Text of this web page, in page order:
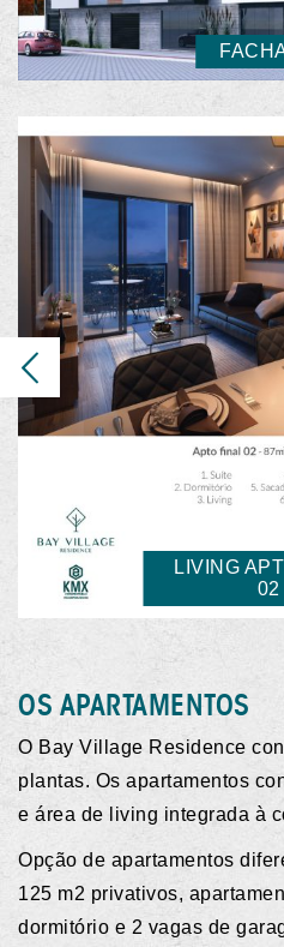
Previous
SACADA
APTO
OS APARTAMENTOS
O Bay Village Residence
plantas. Os apartamentos
e área de living integrada à
Opção de apartamentos
125 m2 privativos,
dormitório e 2 vagas de